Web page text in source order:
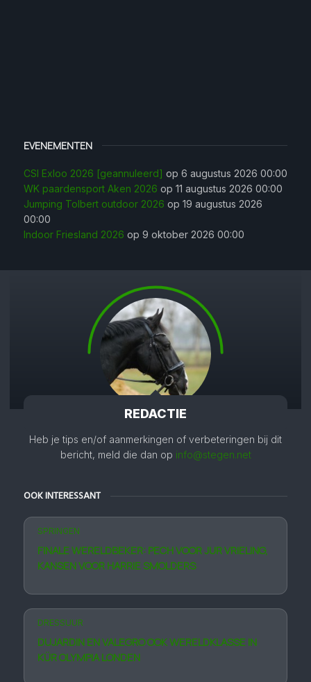
REDACTIE
Heb je tips en/of aanmerkingen of verbeteringen bij dit
bericht, meld die dan op info@stegen.net
OOK INTERESSANT
SPRINGEN
FINALE WERELDBEKER: PECH VOOR JUR VRIELING,
KANSEN VOOR HARRIE SMOLDERS
DRESSUUR
DUJARDIN EN VALEGRO OOK WERELDKLASSE IN
KÜR OLYMPIA LONDEN
EVENEMENTEN
CSI Exloo 2026 [geannuleerd] op 6 augustus 2026 00:00
WK paardensport Aken 2026 op 11 augustus 2026 00:00
Jumping Tolbert outdoor 2026 op 19 augustus 2026
00:00
Indoor Friesland 2026 op 9 oktober 2026 00:00